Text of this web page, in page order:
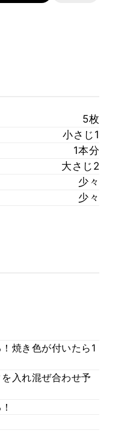
5枚
小さじ1
1本分
大さじ2
少々
少々
焼き色が付いたら1
入れ混ぜ合わせ予